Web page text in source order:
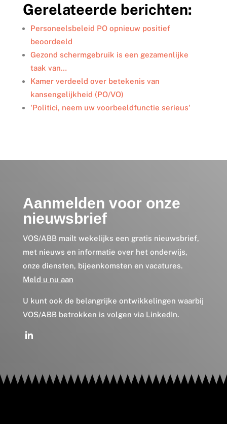
e
d
I
n
b
o
o
k
t
e
r
l
n
Gerelateerde berichten:
Personeelsbeleid PO opnieuw positief
beoordeeld
Gezond schermgebruik is een gezamenlijke
taak van…
Kamer verdeeld over betekenis van
kansengelijkheid (PO/VO)
'Politici, neem uw voorbeeldfunctie serieus'
Aanmelden voor onze
nieuwsbrief
VOS/ABB mailt wekelijks een gratis nieuwsbrief,
met nieuws en informatie over het onderwijs,
onze diensten, bijeenkomsten en vacatures.
Meld u nu aan
U kunt ook de belangrijke ontwikkelingen waarbij
VOS/ABB betrokken is volgen via LinkedIn.